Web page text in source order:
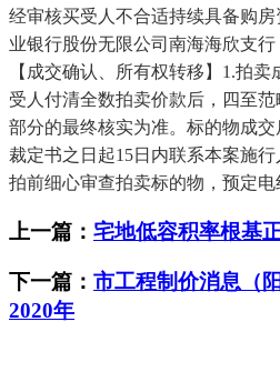
经审核买受人不合适持续具备购
业银行股份无限公司南海海欣支行
【成交确认、所有权转移】1.拍
受人付清全数拍卖价款后，四至
部分的最终核实为准。标的物成
裁定书之日起15日内联系本案施
拍前细心审查拍卖标的物，预定电
上一篇： 宅地低容积率根基
下一篇： 市工程制价消息（
2020年